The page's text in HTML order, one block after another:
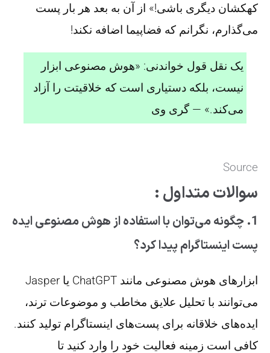
کهکشان دیگری باشی!» از آن به بعد هر بار پست
می‌گذارم، نگرانم که فضاپیما اضافه نکند!
یک نقل قول خواندنی: «هوش مصنوعی ابزار
نیست، بلکه دستیاری است که خلاقیتت را آزاد
می‌کند.» — گری وی
Source
سوالات متداول :
1. چگونه می‌توان با استفاده از هوش مصنوعی ایده
پست اینستاگرام پیدا کرد؟
ابزارهای هوش مصنوعی مانند ChatGPT یا Jasper
می‌توانند با تحلیل علایق مخاطب و موضوعات ترند،
ایده‌های خلاقانه برای پست‌های اینستاگرام تولید کنند.
کافی است زمینه فعالیت خود را وارد کنید تا